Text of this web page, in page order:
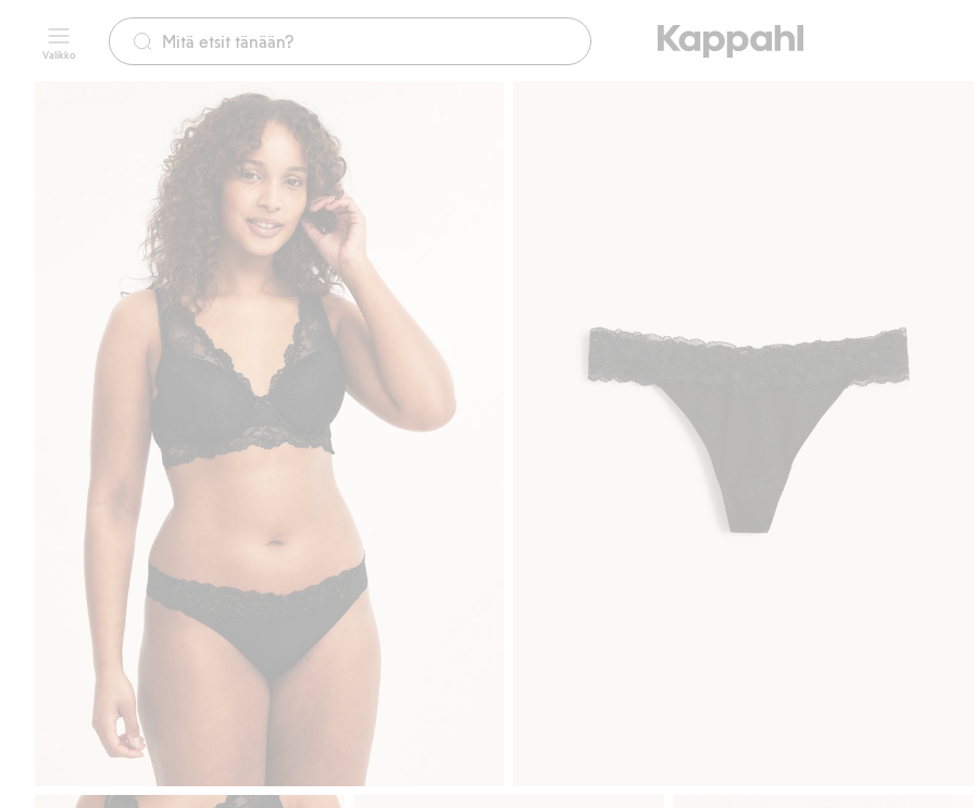
Valikko
Sujuva maksaminen Klarnalla Ilmaiset